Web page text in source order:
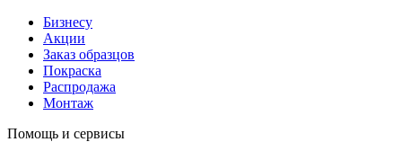
Бизнесу
Акции
Заказ образцов
Покраска
Распродажа
Монтаж
Помощь и сервисы